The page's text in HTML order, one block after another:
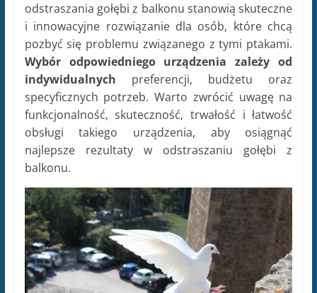
odstraszania gołębi z balkonu stanowią skuteczne
i innowacyjne rozwiązanie dla osób, które chcą
pozbyć się problemu związanego z tymi ptakami.
Wybór odpowiedniego urządzenia zależy od
indywidualnych preferencji, budżetu oraz
specyficznych potrzeb. Warto zwrócić uwagę na
funkcjonalność, skuteczność, trwałość i łatwość
obsługi takiego urządzenia, aby osiągnąć
najlepsze rezultaty w odstraszaniu gołębi z
balkonu.